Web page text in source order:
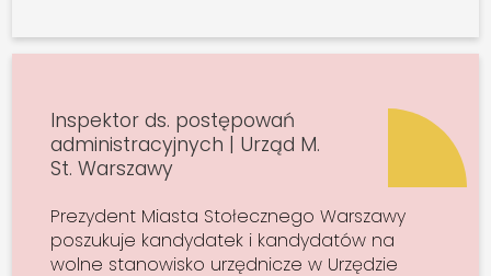
Inspektor ds. postępowań
administracyjnych | Urząd M.
St. Warszawy
Prezydent Miasta Stołecznego Warszawy
poszukuje kandydatek i kandydatów na
wolne stanowisko urzędnicze w Urzędzie